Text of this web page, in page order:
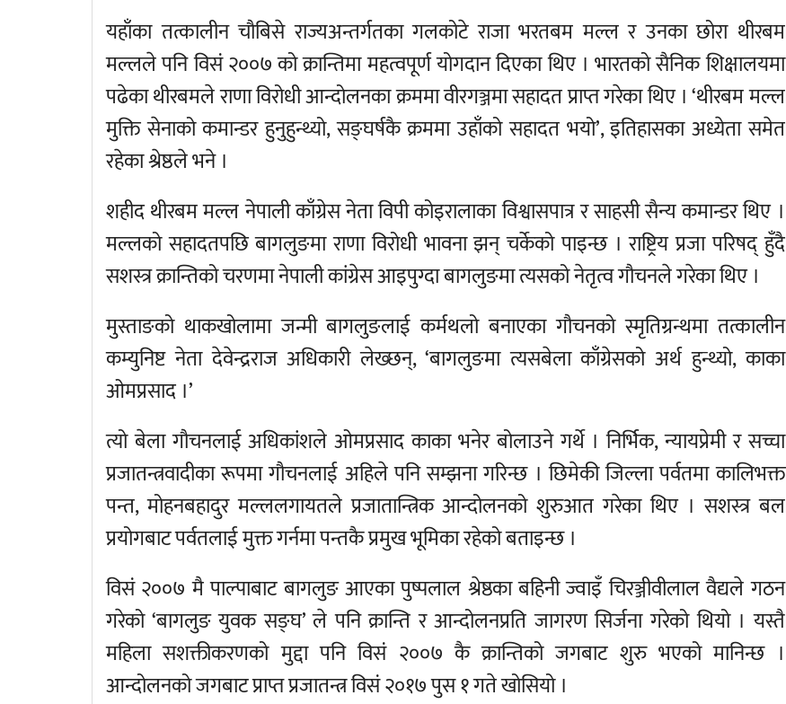
यहाँका तत्कालीन चौबिसे राज्यअन्तर्गतका गलकोटे राजा भरतबम मल्ल र उनका छोरा थीरबम
मल्लले पनि विसं २००७ को क्रान्तिमा महत्वपूर्ण योगदान दिएका थिए । भारतको सैनिक शिक्षालयमा
पढेका थीरबमले राणा विरोधी आन्दोलनका क्रममा वीरगञ्जमा सहादत प्राप्त गरेका थिए । ‘थीरबम मल्ल
मुक्ति सेनाको कमान्डर हुनुहुन्थ्यो, सङ्घर्षकै क्रममा उहाँको सहादत भयो’, इतिहासका अध्येता समेत
रहेका श्रेष्ठले भने ।
शहीद थीरबम मल्ल नेपाली काँग्रेस नेता विपी कोइरालाका विश्वासपात्र र साहसी सैन्य कमान्डर थिए ।
मल्लको सहादतपछि बागलुङमा राणा विरोधी भावना झन् चर्केको पाइन्छ । राष्ट्रिय प्रजा परिषद् हुँदै
सशस्त्र क्रान्तिको चरणमा नेपाली कांग्रेस आइपुग्दा बागलुङमा त्यसको नेतृत्व गौचनले गरेका थिए ।
मुस्ताङको थाकखोलामा जन्मी बागलुङलाई कर्मथलो बनाएका गौचनको स्मृतिग्रन्थमा तत्कालीन
कम्युनिष्ट नेता देवेन्द्रराज अधिकारी लेख्छन्, ‘बागलुङमा त्यसबेला काँग्रेसको अर्थ हुन्थ्यो, काका
ओमप्रसाद ।’
त्यो बेला गौचनलाई अधिकांशले ओमप्रसाद काका भनेर बोलाउने गर्थे । निर्भिक, न्यायप्रेमी र सच्चा
प्रजातन्त्रवादीका रूपमा गौचनलाई अहिले पनि सम्झना गरिन्छ । छिमेकी जिल्ला पर्वतमा कालिभक्त
पन्त, मोहनबहादुर मल्ललगायतले प्रजातान्त्रिक आन्दोलनको शुरुआत गरेका थिए । सशस्त्र बल
प्रयोगबाट पर्वतलाई मुक्त गर्नमा पन्तकै प्रमुख भूमिका रहेको बताइन्छ ।
विसं २००७ मै पाल्पाबाट बागलुङ आएका पुष्पलाल श्रेष्ठका बहिनी ज्वाइँ चिरञ्जीवीलाल वैद्यले गठन
गरेको ‘बागलुङ युवक सङ्घ’ ले पनि क्रान्ति र आन्दोलनप्रति जागरण सिर्जना गरेको थियो । यस्तै
महिला सशक्तीकरणको मुद्दा पनि विसं २००७ कै क्रान्तिको जगबाट शुरु भएको मानिन्छ ।
आन्दोलनको जगबाट प्राप्त प्रजातन्त्र विसं २०१७ पुस १ गते खोसियो ।